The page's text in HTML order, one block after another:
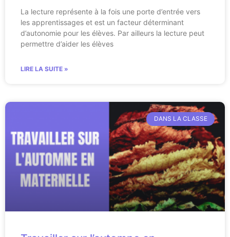
La lecture représente à la fois une porte d’entrée vers
les apprentissages et est un facteur déterminant
d’autonomie pour les élèves. Par ailleurs la lecture peut
permettre d’aider les élèves
LIRE LA SUITE »
DANS LA CLASSE